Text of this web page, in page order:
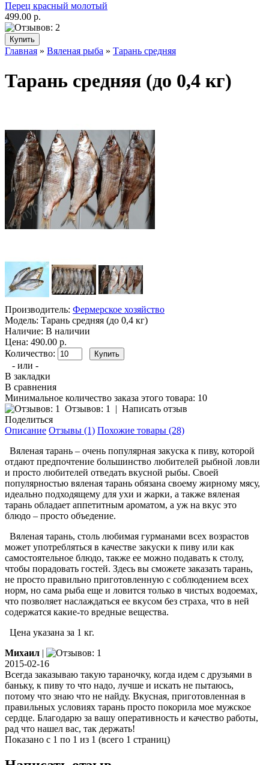
Перец красный молотый
499.00 р.
Главная » Вяленая рыба » Тарань средняя
Тарань средняя (до 0,4 кг)
Производитель: Фермерское хозяйство
Модель: Тарань средняя (до 0,4 кг)
Наличие: В наличии
Цена: 490.00 р.
Количество:
- или -
В закладки
В сравнения
Минимальное количество заказа этого товара: 10
Отзывов: 1
| Написать отзыв
Поделиться
Описание Отзывы (1) Похожие товары (28)
Вяленая тарань – очень популярная закуска к пиву, которой
отдают предпочтение большинство любителей рыбной ловли
и просто любителей отведать вкусной рыбы. Своей
популярностью вяленая тарань обязана своему жирному мясу,
идеально подходящему для ухи и жарки, а также вяленая
тарань обладает аппетитным ароматом, а уж на вкус это
блюдо – просто объедение.
Вяленая тарань, столь любимая гурманами всех возрастов
может употребляться в качестве закуски к пиву или как
самостоятельное блюдо, также ее можно подавать к столу,
чтобы порадовать гостей. Здесь вы сможете заказать тарань,
не просто правильно приготовленную с соблюдением всех
норм, но сама рыба еще и ловится только в чистых водоемах,
что позволяет наслаждаться ее вкусом без страха, что в ней
содержатся какие-то вредные вещества.
Цена указана за 1 кг.
Михаил |
2015-02-16
Всегда заказываю такую тараночку, когда идем с друзьями в
баньку, к пиву то что надо, лучше и искать не пытаюсь,
потому что знаю что не найду. Вкусная, приготовленная в
правильных условиях тарань просто покорила мое мужское
сердце. Благодарю за вашу оперативность и качество работы,
рад что нашел вас, так держать!
Показано с 1 по 1 из 1 (всего 1 страниц)